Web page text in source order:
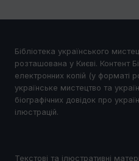
Бібліотека українського
розташована у Києві. Контент
електронних копій (у форматі
українське мистецтво та
біографічних довідок про
ілюстрацій.
Текстові та ілюстративні